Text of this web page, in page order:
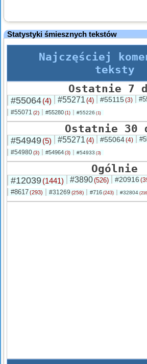
Statystyki śmiesznych tekstów
Najczęściej
teksty
Ostatnie 7
#55064(4) #55271 (4) #55115(3)
#55071 (2) #55280 (1) #55226 (1)
Ostatnie 30
#54949(5) #55271 (4) #55064(4)
#54980(3) #54964 (3) #54933 (3)
Ogólnie
#12039(1441) #3890(526) #20916
#8617(293) #31269 (258) #716 (243) #32804